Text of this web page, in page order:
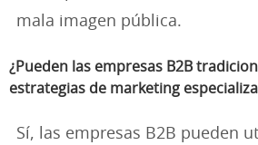
mala imagen pública.
¿Pueden las empresas B2B
estrategias de marketing
Sí, las empresas B2B pueden